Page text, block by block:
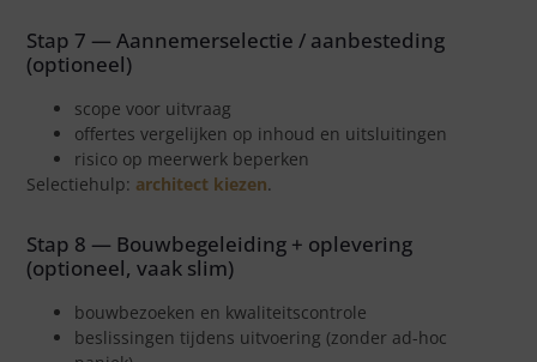
Stap 7 — Aannemerselectie / aanbesteding
(optioneel)
scope voor uitvraag
offertes vergelijken op inhoud en uitsluitingen
risico op meerwerk beperken
Selectiehulp: architect kiezen.
Stap 8 — Bouwbegeleiding + oplevering
(optioneel, vaak slim)
bouwbezoeken en kwaliteitscontrole
beslissingen tijdens uitvoering (zonder ad-hoc